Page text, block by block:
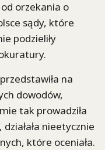
orzekania o
sądy, które
podzieliły
na
dowodów,
tak prowadziła
nieetycznie
które oceniała.